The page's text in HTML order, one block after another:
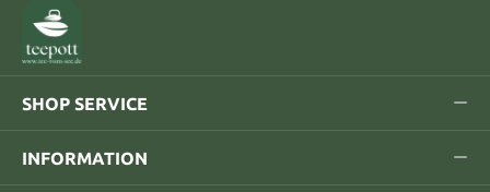
SHOP SERVICE
INFORMATION